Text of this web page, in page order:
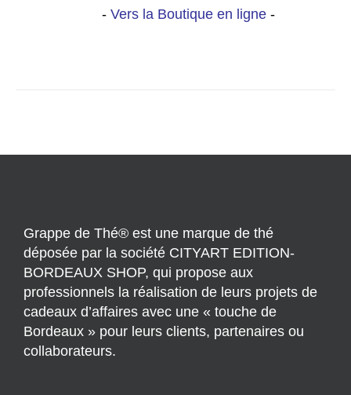
- Vers la Boutique en ligne -
Grappe de Thé® est une marque de thé
déposée par la société CITYART EDITION-
BORDEAUX SHOP, qui propose aux
professionnels la réalisation de leurs projets de
cadeaux d’affaires avec une « touche de
Bordeaux » pour leurs clients, partenaires ou
collaborateurs.